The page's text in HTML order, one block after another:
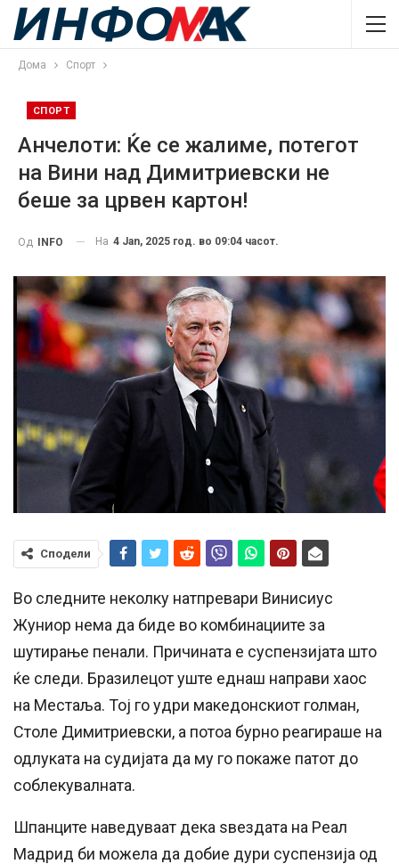
Дома Спорт
СПОРТ
Анчелоти: Ќе се жалиме, потегот
на Вини над Димитриевски не
беше за црвен картон!
Од INFO На 4 Jan, 2025 год. во 09:04 часот.
Сподели
Во следните неколку натпревари Винисиус
Жуниор нема да биде во комбинациите за
шутирање пенали. Причината е суспензијата што
ќе следи. Бразилецот уште еднаш направи хаос
на Местаља. Тој го удри македонскиот голман,
Столе Димитриевски, а потоа бурно реагираше на
одлуката на судијата да му го покаже патот до
соблекувалната.
Шпанците наведуваат дека ѕвездата на Реал
Мадрид би можела да добие дури суспензија од